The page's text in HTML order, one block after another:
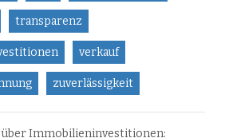
transparenz
verkauf
zuverlässigkeit
über Immobilieninvestitionen: